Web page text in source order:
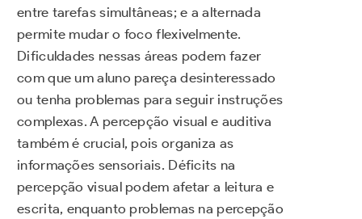
entre tarefas simultâneas; e a alternada
permite mudar o foco flexivelmente.
Dificuldades nessas áreas podem fazer
com que um aluno pareça desinteressado
ou tenha problemas para seguir instruções
complexas. A percepção visual e auditiva
também é crucial, pois organiza as
informações sensoriais. Déficits na
percepção visual podem afetar a leitura e
escrita, enquanto problemas na percepção